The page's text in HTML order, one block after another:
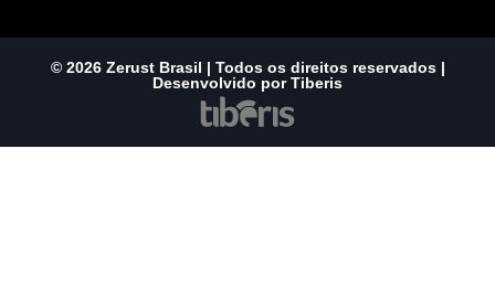
© 2026 Zerust Brasil | Todos os direitos reservados |
Desenvolvido por Tiberis